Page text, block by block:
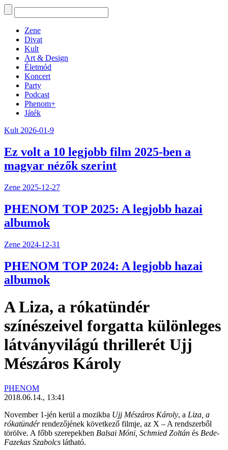
Zene
Divat
Kult
Art & Design
Életmód
Koncert
Party
Podcast
Phenom+
Játék
Kult 2026-01-9
Ez volt a 10 legjobb film 2025-ben a
magyar nézők szerint
Zene 2025-12-27
PHENOM TOP 2025: A legjobb hazai
albumok
Zene 2024-12-31
PHENOM TOP 2024: A legjobb hazai
albumok
A Liza, a rókatündér
színészeivel forgatta különleges
látványvilágú thrillerét Ujj
Mészáros Károly
PHENOM
2018.06.14., 13:41
November 1-jén kerül a mozikba Ujj Mészáros Károly, a Liza, a
rókatündérrendezőjének következő filmje, az X – A rendszerből
törölve. A főbb szerepekben Balsai Móni, Schmied Zoltán és Bede-
Fazekas Szabolcs látható.